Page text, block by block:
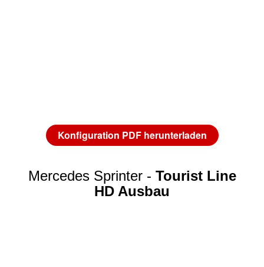
Konfiguration PDF herunterladen
Mercedes Sprinter - Tourist Line
HD Ausbau